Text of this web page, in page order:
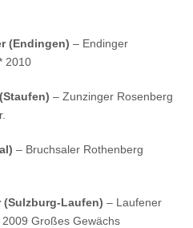
(Endingen) – Endinger
2010
– Zunzinger Rosenberg
– Bruchsaler Rothenberg
(Sulzburg-Laufen) – Laufener
Großes Gewächs